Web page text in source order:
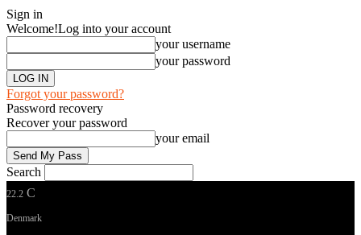
Sign in
Welcome!Log into your account
your username
your password
Forgot your password?
Password recovery
Recover your password
your email
Search
22.2 C
Denmark